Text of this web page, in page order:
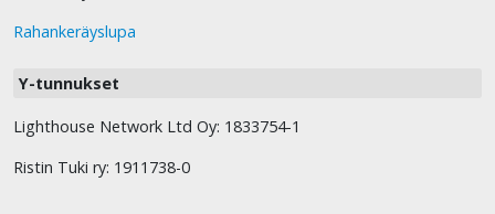
Rahankeräyslupa
Y-tunnukset
Lighthouse Network Ltd Oy: 1833754-1
Ristin Tuki ry: 1911738-0